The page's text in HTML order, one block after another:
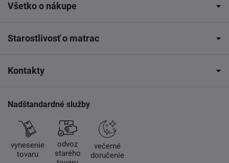
Všetko o nákupe
Starostlivosť o matrac
Kontakty
Nadštandardné služby
vynesenie
tovaru
odvoz
starého
večerné
doručenie